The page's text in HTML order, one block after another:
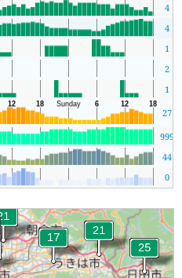
4
4
1
2
1
27
999
44
0